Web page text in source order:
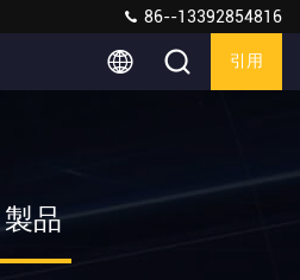
86--13392854816
引用
製品